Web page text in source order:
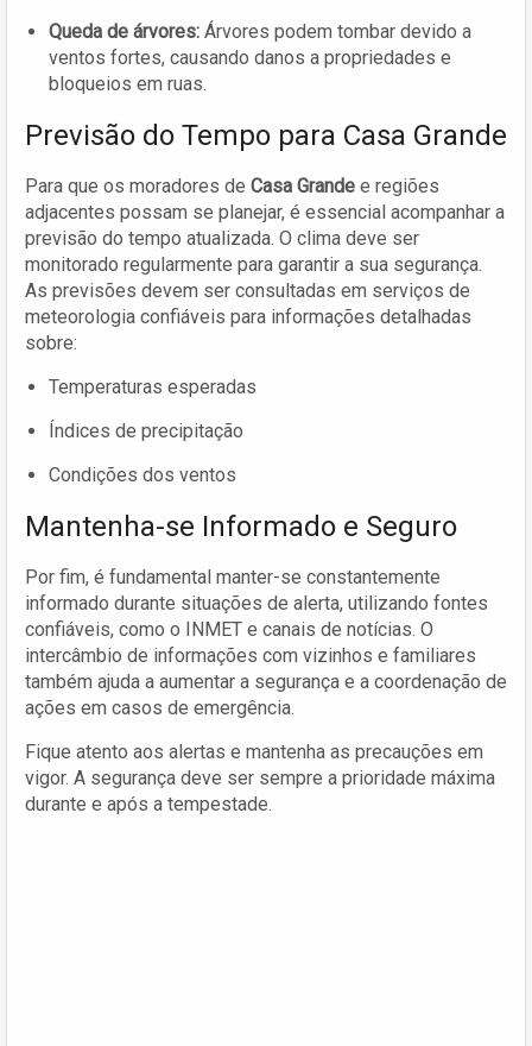
Queda de árvores: Árvores podem tombar devido a
ventos fortes, causando danos a propriedades e
bloqueios em ruas.
Previsão do Tempo para Casa Grande
Para que os moradores de Casa Grande e regiões
adjacentes possam se planejar, é essencial acompanhar a
previsão do tempo atualizada. O clima deve ser
monitorado regularmente para garantir a sua segurança.
As previsões devem ser consultadas em serviços de
meteorologia confiáveis para informações detalhadas
sobre:
Temperaturas esperadas
Índices de precipitação
Condições dos ventos
Mantenha-se Informado e Seguro
Por fim, é fundamental manter-se constantemente
informado durante situações de alerta, utilizando fontes
confiáveis, como o INMET e canais de notícias. O
intercâmbio de informações com vizinhos e familiares
também ajuda a aumentar a segurança e a coordenação de
ações em casos de emergência.
Fique atento aos alertas e mantenha as precauções em
vigor. A segurança deve ser sempre a prioridade máxima
durante e após a tempestade.